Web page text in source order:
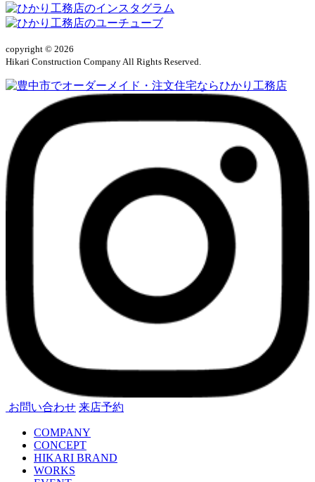
copyright © 2026
Hikari Construction Company All Rights Reserved.
お問い合わせ 来店予約
COMPANY
CONCEPT
HIKARI BRAND
WORKS